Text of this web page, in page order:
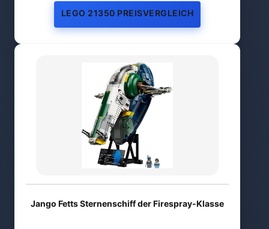
LEGO 21350 PREISVERGLEICH
Jango Fetts Sternenschiff der Firespray-Klasse